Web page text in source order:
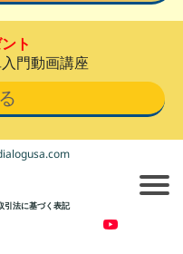
ト
門動画講座
引法に基づく表記